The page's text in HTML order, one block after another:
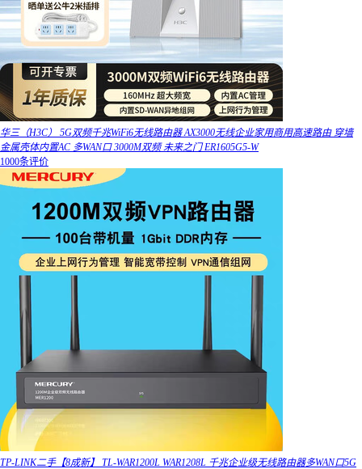
华三（H3C） 5G双频千兆WiFi6无线路由器 AX3000无线企业家用商用高速路由 穿墙
金属壳体内置AC 多WAN口 3000M双频 未来之门 ER1605G5-W
1000条评价
TP-LINK二手【8成新】 TL-WAR1200L WAR1208L 千兆企业级无线路由器多WAN口5G